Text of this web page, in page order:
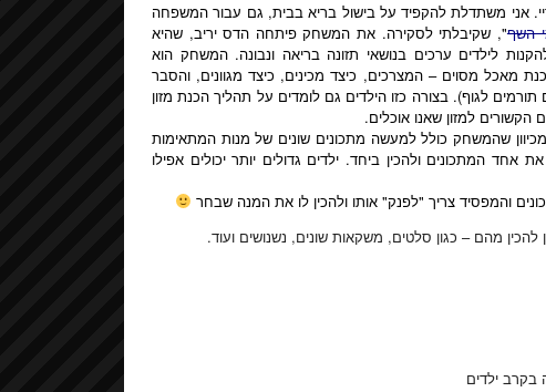
אני משתדלת להקפיד על בישול בריא בבית, גם עבור המשפחה
השף", שקיבלתי לסקירה. את המשחק פיתחה הדס יריב, שהיא
לילדים ערכים בנושאי תזונה בריאה ונבונה. המשחק הוא
מאכל מסוים – המצרכים, כיצד מכינים, כיצד מגוונים, והסבר
לגוף). בצורה כזו הילדים גם לומדים על תהליך הכנת מזון
למזון שאנו אוכלים.
שהמשחק כולל למעשה מתכונים שונים של מנות המתאימות
המתכונים ולהכין ביחד. ילדים גדולים יותר יכולים אפילו
והמפסיד צריך "לפנק" אותו ולהכין לו את המנה שבחר
מהם – כגון סלטים, משקאות שונים, נשנושים ועוד.